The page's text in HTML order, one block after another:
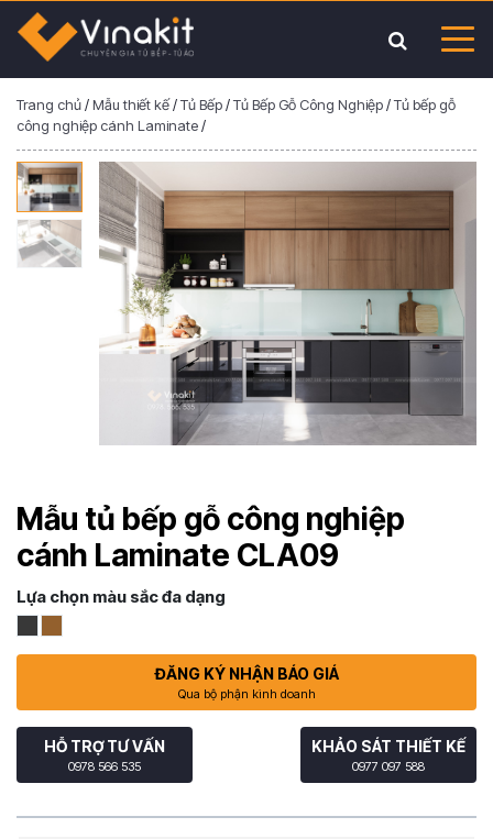
Trang chủ/Mẫu thiết kế/Tủ Bếp/Tủ Bếp Gỗ Công Nghiệp/Tủ bếp gỗ
công nghiệp cánh Laminate/
Mẫu tủ bếp gỗ công nghiệp
cánh Laminate CLA09
Lựa chọn màu sắc đa dạng
ĐĂNG KÝ NHẬN BÁO GIÁ
Qua bộ phận kinh doanh
HỖ TRỢ TƯ VẤN
0978 566 535
KHẢO SÁT THIẾT KẾ
0977 097 588